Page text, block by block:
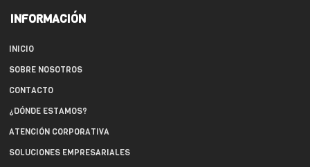
INFORMACIÓN
INICIO
SOBRE NOSOTROS
CONTACTO
¿DÓNDE ESTAMOS?
ATENCIÓN CORPORATIVA
SOLUCIONES EMPRESARIALES